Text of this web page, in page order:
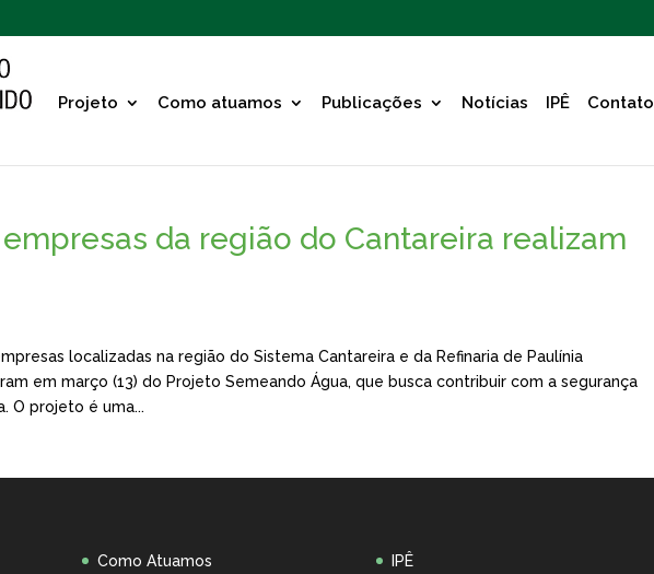
Projeto Como atuamos Publicações Notícias IPÊ Contato
da região do Cantareira realizam
localizadas na região do Sistema Cantareira e da Refinaria de Paulínia
em março (13) do Projeto Semeando Água, que busca contribuir com a segurança
O projeto é uma...
Como Atuamos
IPÊ